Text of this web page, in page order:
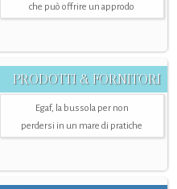
che può offrire un approdo
PRODOTTI & FORNITORI
Egaf, la bussola per non
perdersi in un mare di pratiche